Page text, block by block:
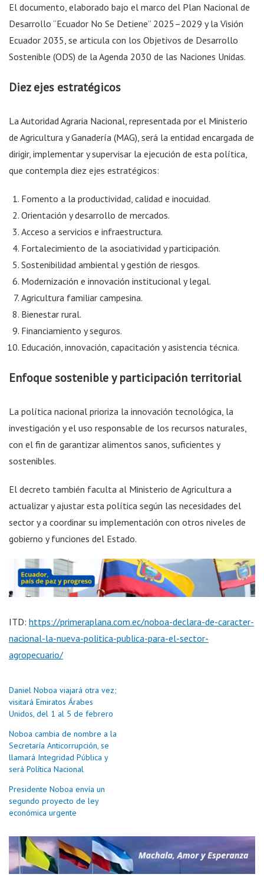
El documento, elaborado bajo el marco del Plan Nacional de
Desarrollo “Ecuador No Se Detiene” 2025–2029 y la Visión
Ecuador 2035, se articula con los Objetivos de Desarrollo
Sostenible (ODS) de la Agenda 2030 de las Naciones Unidas.
Diez ejes estratégicos
La Autoridad Agraria Nacional, representada por el Ministerio
de Agricultura y Ganadería (MAG), será la entidad encargada de
dirigir, implementar y supervisar la ejecución de esta política,
que contempla diez ejes estratégicos:
Fomento a la productividad, calidad e inocuidad.
Orientación y desarrollo de mercados.
Acceso a servicios e infraestructura.
Fortalecimiento de la asociatividad y participación.
Sostenibilidad ambiental y gestión de riesgos.
Modernización e innovación institucional y legal.
Agricultura familiar campesina.
Bienestar rural.
Financiamiento y seguros.
Educación, innovación, capacitación y asistencia técnica.
Enfoque sostenible y participación territorial
La política nacional prioriza la innovación tecnológica, la
investigación y el uso responsable de los recursos naturales,
con el fin de garantizar alimentos sanos, suficientes y
sostenibles.
El decreto también faculta al Ministerio de Agricultura a
actualizar y ajustar esta política según las necesidades del
sector y a coordinar su implementación con otros niveles de
gobierno y funciones del Estado.
ITD: https://primeraplana.com.ec/noboa-declara-de-caracter-
nacional-la-nueva-politica-publica-para-el-sector-
agropecuario/
Daniel Noboa viajará otra vez;
visitará Emiratos Árabes
Unidos, del 1 al 5 de febrero
Noboa cambia de nombre a la
Secretaría Anticorrupción, se
llamará Integridad Pública y
será Política Nacional
Presidente Noboa envía un
segundo proyecto de ley
económica urgente